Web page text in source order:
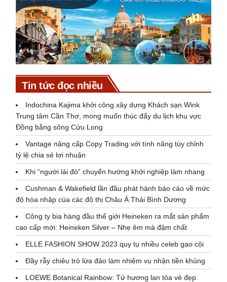
Tin tức đọc nhiều
Indochina Kajima khởi công xây dựng Khách sạn Wink
Trung tâm Cần Thơ, mong muốn thúc đẩy du lịch khu vực
Đồng bằng sông Cửu Long
Vantage nâng cấp Copy Trading với tính năng tùy chỉnh
tỷ lệ chia sẻ lợi nhuận
Khi “người lái đò” chuyển hướng khởi nghiệp làm nhang
Cushman & Wakefield lần đầu phát hành báo cáo về mức
độ hòa nhập của các đô thị Châu Á Thái Bình Dương
Công ty bia hàng đầu thế giới Heineken ra mắt sản phẩm
cao cấp mới: Heineken Silver – Nhẹ êm mà đậm chất
ELLE FASHION SHOW 2023 quy tụ nhiều celeb gạo cội
Đầy rẫy chiêu trò lừa đảo làm nhiệm vụ nhận tiền khủng
LOEWE Botanical Rainbow: Tứ hương lan tỏa vẻ đẹp